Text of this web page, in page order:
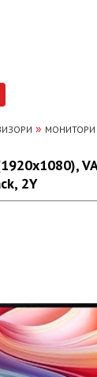
» МОНИТОРИ
2Y